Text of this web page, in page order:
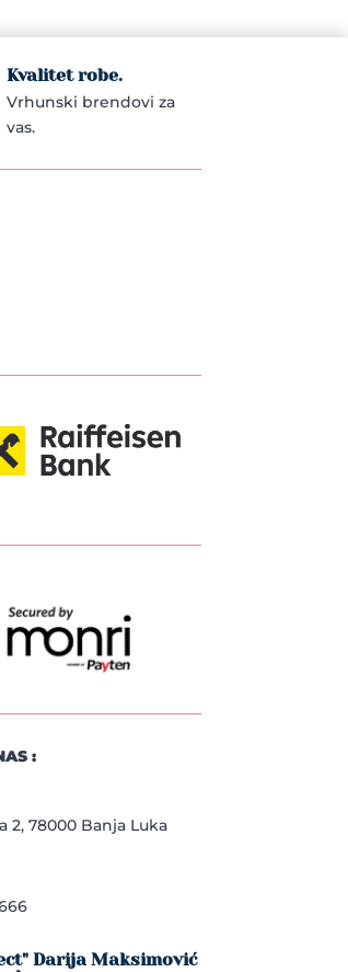
Kvalitet robe.
Vrhunski brendovi za
vas.
:
2, 78000 Banja Luka
Darija Maksimović